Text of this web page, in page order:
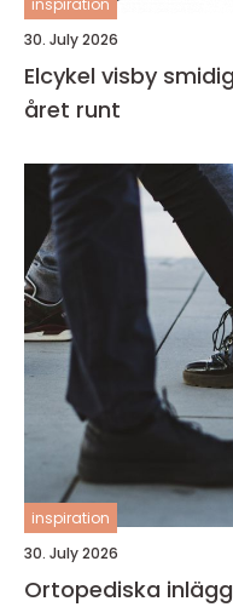
inspiration
30. July 2026
Elcykel visby smidiga transporter på två hjul
året runt
inspiration
30. July 2026
Ortopediska inlägg när fötterna behöver